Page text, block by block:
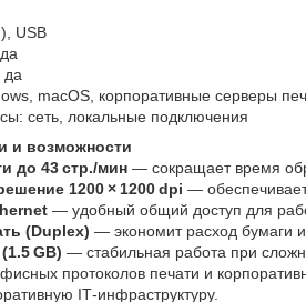
USB
да
macOS, корпоративные серверы
сеть, локальные подключения
и возможности
до 43 стр./мин — сокращает время
1200 × 1200 dpi —
— удобный общий доступ для
(Duplex) — экономит расход бумаги
GB) — стабильная работа при
протоколов печати и
IT‑инфраструктуру.